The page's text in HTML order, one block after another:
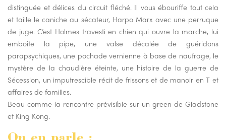
distinguée et délices du circuit fléché. Il vous ébouriffe tout cela
et taille le caniche au sécateur, Harpo Marx avec une perruque
de juge. C’est Holmes travesti en chien qui ouvre la marche, lui
emboîte la pipe, une valse décalée de guéridons
parapsychiques, une pochade vernienne à base de naufrage, le
mystère de la chaudière éteinte, une histoire de la guerre de
Sécession, un imputrescible récit de frissons et de manoir en T et
affaires de familles.
Beau comme la rencontre prévisible sur un green de Gladstone
et King Kong.